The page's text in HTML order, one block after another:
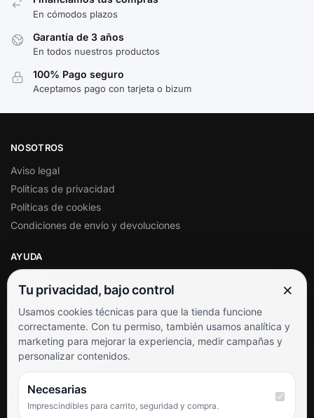
En cómodos plazos
Garantía de 3 años
En todos nuestros productos
100% Pago seguro
Aceptamos pago con tarjeta o bizum
NOSOTROS
Aviso legal
Políticas de privacidad
Políticas de cookies
Condiciones de envío y devoluciones
AYUDA
Soporte al cliente
Contacto
Términos y condiciones
Preguntas frecuentes
SÍGUENOS
Facebook
Tu privacidad, bajo control ×
Usamos cookies técnicas para que la tienda funcione
correctamente. Con tu permiso, también usamos analítica y
marketing para mejorar la experiencia, medir campañas y
personalizar contenidos.
Necesarias
Imprescindibles para carrito, seguridad y compra.